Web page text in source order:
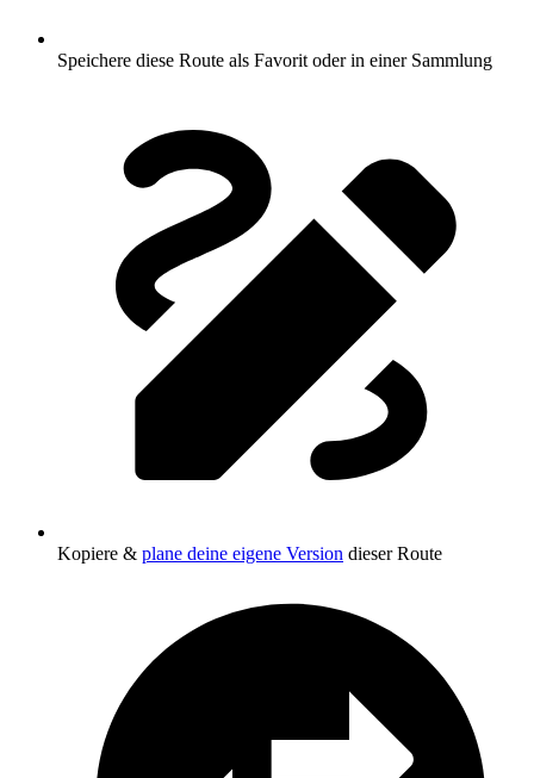
Speichere diese Route als Favorit oder in einer Sammlung
Kopiere & plane deine eigene Version dieser Route